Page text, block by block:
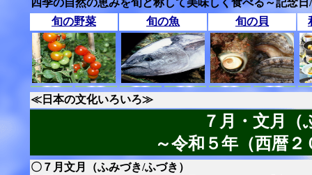
四季の自然の恵みを旬と称して美味しく食べる～記念
旬の野菜
旬の魚 旬の貝
≪日本の文化いろいろ≫
７月・文月
～令和５年（西暦
〇７月文月（ふみづき/ふづき）